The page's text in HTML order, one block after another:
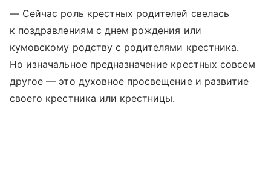
— Сейчас роль крестных родителей свелась
к поздравлениям с днем рождения или
кумовскому родству с родителями крестника.
Но изначальное предназначение крестных совсем
другое — это духовное просвещение и развитие
своего крестника или крестницы.